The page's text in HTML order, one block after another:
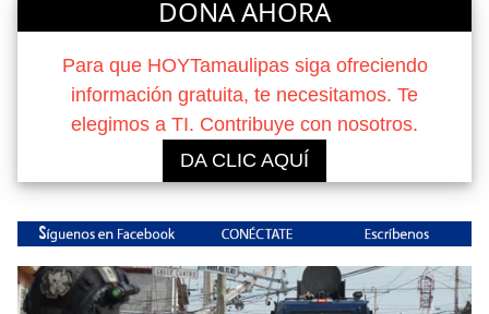
DONA AHORA
Para que HOYTamaulipas siga ofreciendo
información gratuita, te necesitamos. Te
elegimos a TI. Contribuye con nosotros.
DA CLIC AQUÍ